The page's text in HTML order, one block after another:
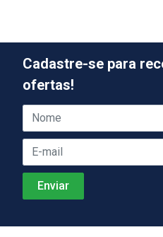
Cadastre-se para
ofertas!